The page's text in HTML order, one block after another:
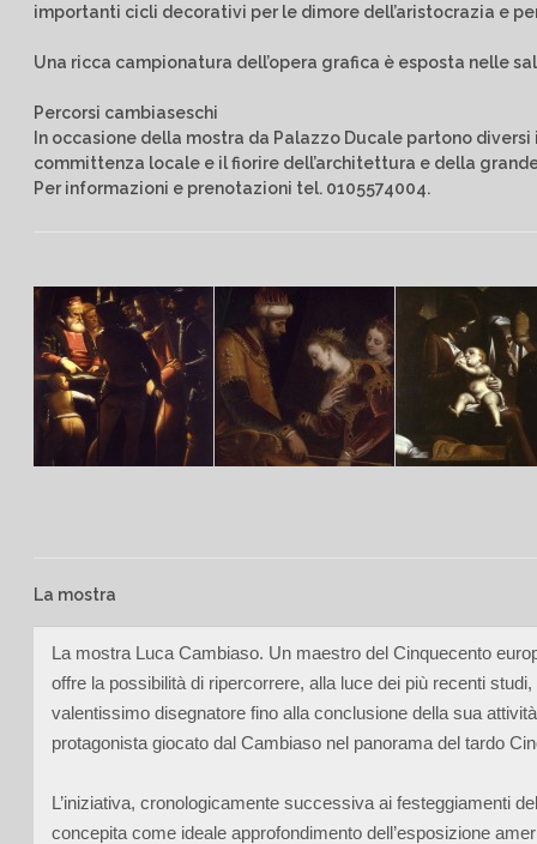
importanti cicli decorativi per le dimore dell’aristocrazia e
Una ricca campionatura dell’opera grafica è esposta nelle
Percorsi cambiaseschi
In occasione della mostra da Palazzo Ducale partono
committenza locale e il fiorire dell’architettura e della
Per informazioni e prenotazioni tel. 0105574004.
La mostra
La mostra Luca Cambiaso. Un maestro del Cinquecento
offre la possibilità di ripercorrere, alla luce dei più recenti
valentissimo disegnatore fino alla conclusione della sua
protagonista giocato dal Cambiaso nel panorama del tardo
L’iniziativa, cronologicamente successiva ai festeggiamenti
concepita come ideale approfondimento dell’esposizione